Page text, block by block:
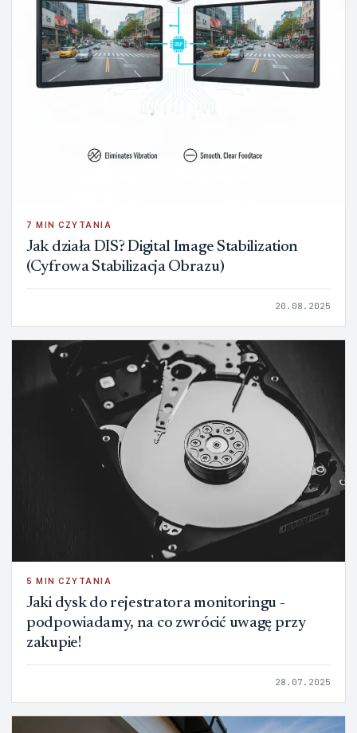
7 MIN CZYTANIA
Jak działa DIS? Digital Image Stabilization
(Cyfrowa Stabilizacja Obrazu)
20.08.2025
5 MIN CZYTANIA
Jaki dysk do rejestratora monitoringu -
podpowiadamy, na co zwrócić uwagę przy
zakupie!
28.07.2025